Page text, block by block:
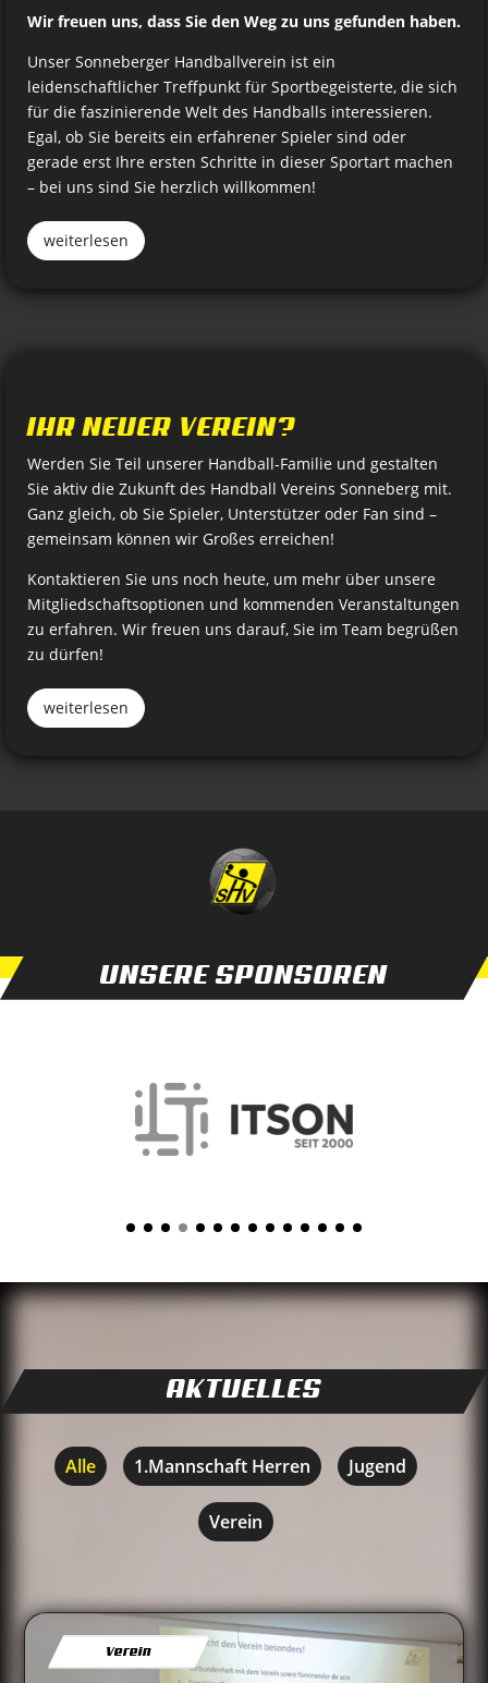
Wir freuen uns, dass Sie den Weg zu uns gefunden haben.
Unser Sonneberger Handballverein ist ein
leidenschaftlicher Treffpunkt für Sportbegeisterte, die sich
für die faszinierende Welt des Handballs interessieren.
Egal, ob Sie bereits ein erfahrener Spieler sind oder
gerade erst Ihre ersten Schritte in dieser Sportart machen
– bei uns sind Sie herzlich willkommen!
weiterlesen
IHR NEUER VEREIN?
Werden Sie Teil unserer Handball-Familie und gestalten
Sie aktiv die Zukunft des Handball Vereins Sonneberg mit.
Ganz gleich, ob Sie Spieler, Unterstützer oder Fan sind –
gemeinsam können wir Großes erreichen!
Kontaktieren Sie uns noch heute, um mehr über unsere
Mitgliedschaftsoptionen und kommenden Veranstaltungen
zu erfahren. Wir freuen uns darauf, Sie im Team begrüßen
zu dürfen!
weiterlesen
UNSERE SPONSOREN
AKTUELLES
Alle 1.Mannschaft Herren Jugend
Verein
Verein